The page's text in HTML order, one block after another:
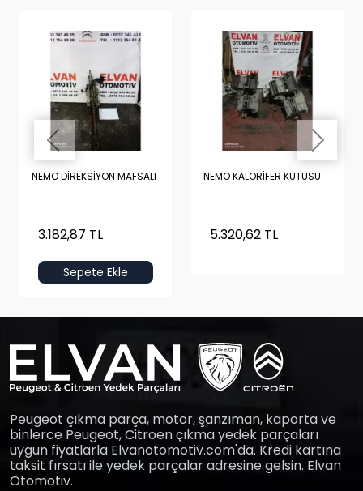
NEMO DİREKSİYON MAFSALI
3.182,87 TL
Sepete Ekle
NEMO KALORİFER KUTUSU
5.320,62 TL
Peugeot çıkma parça, motor, şanzıman, kaporta ve
binlerce Peugeot, Citroen çıkma yedek parçaları
uygun fiyatlarla Elvanotomotiv.com'da. Kredi kartına
taksit fırsatı ile yedek parçalar adresine gelsin. Elvan
Otomotiv.